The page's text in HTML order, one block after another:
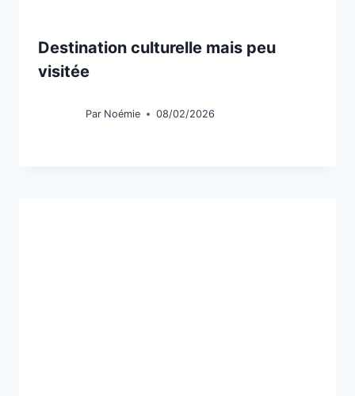
Destination culturelle mais peu
visitée
Par Noémie 08/02/2026